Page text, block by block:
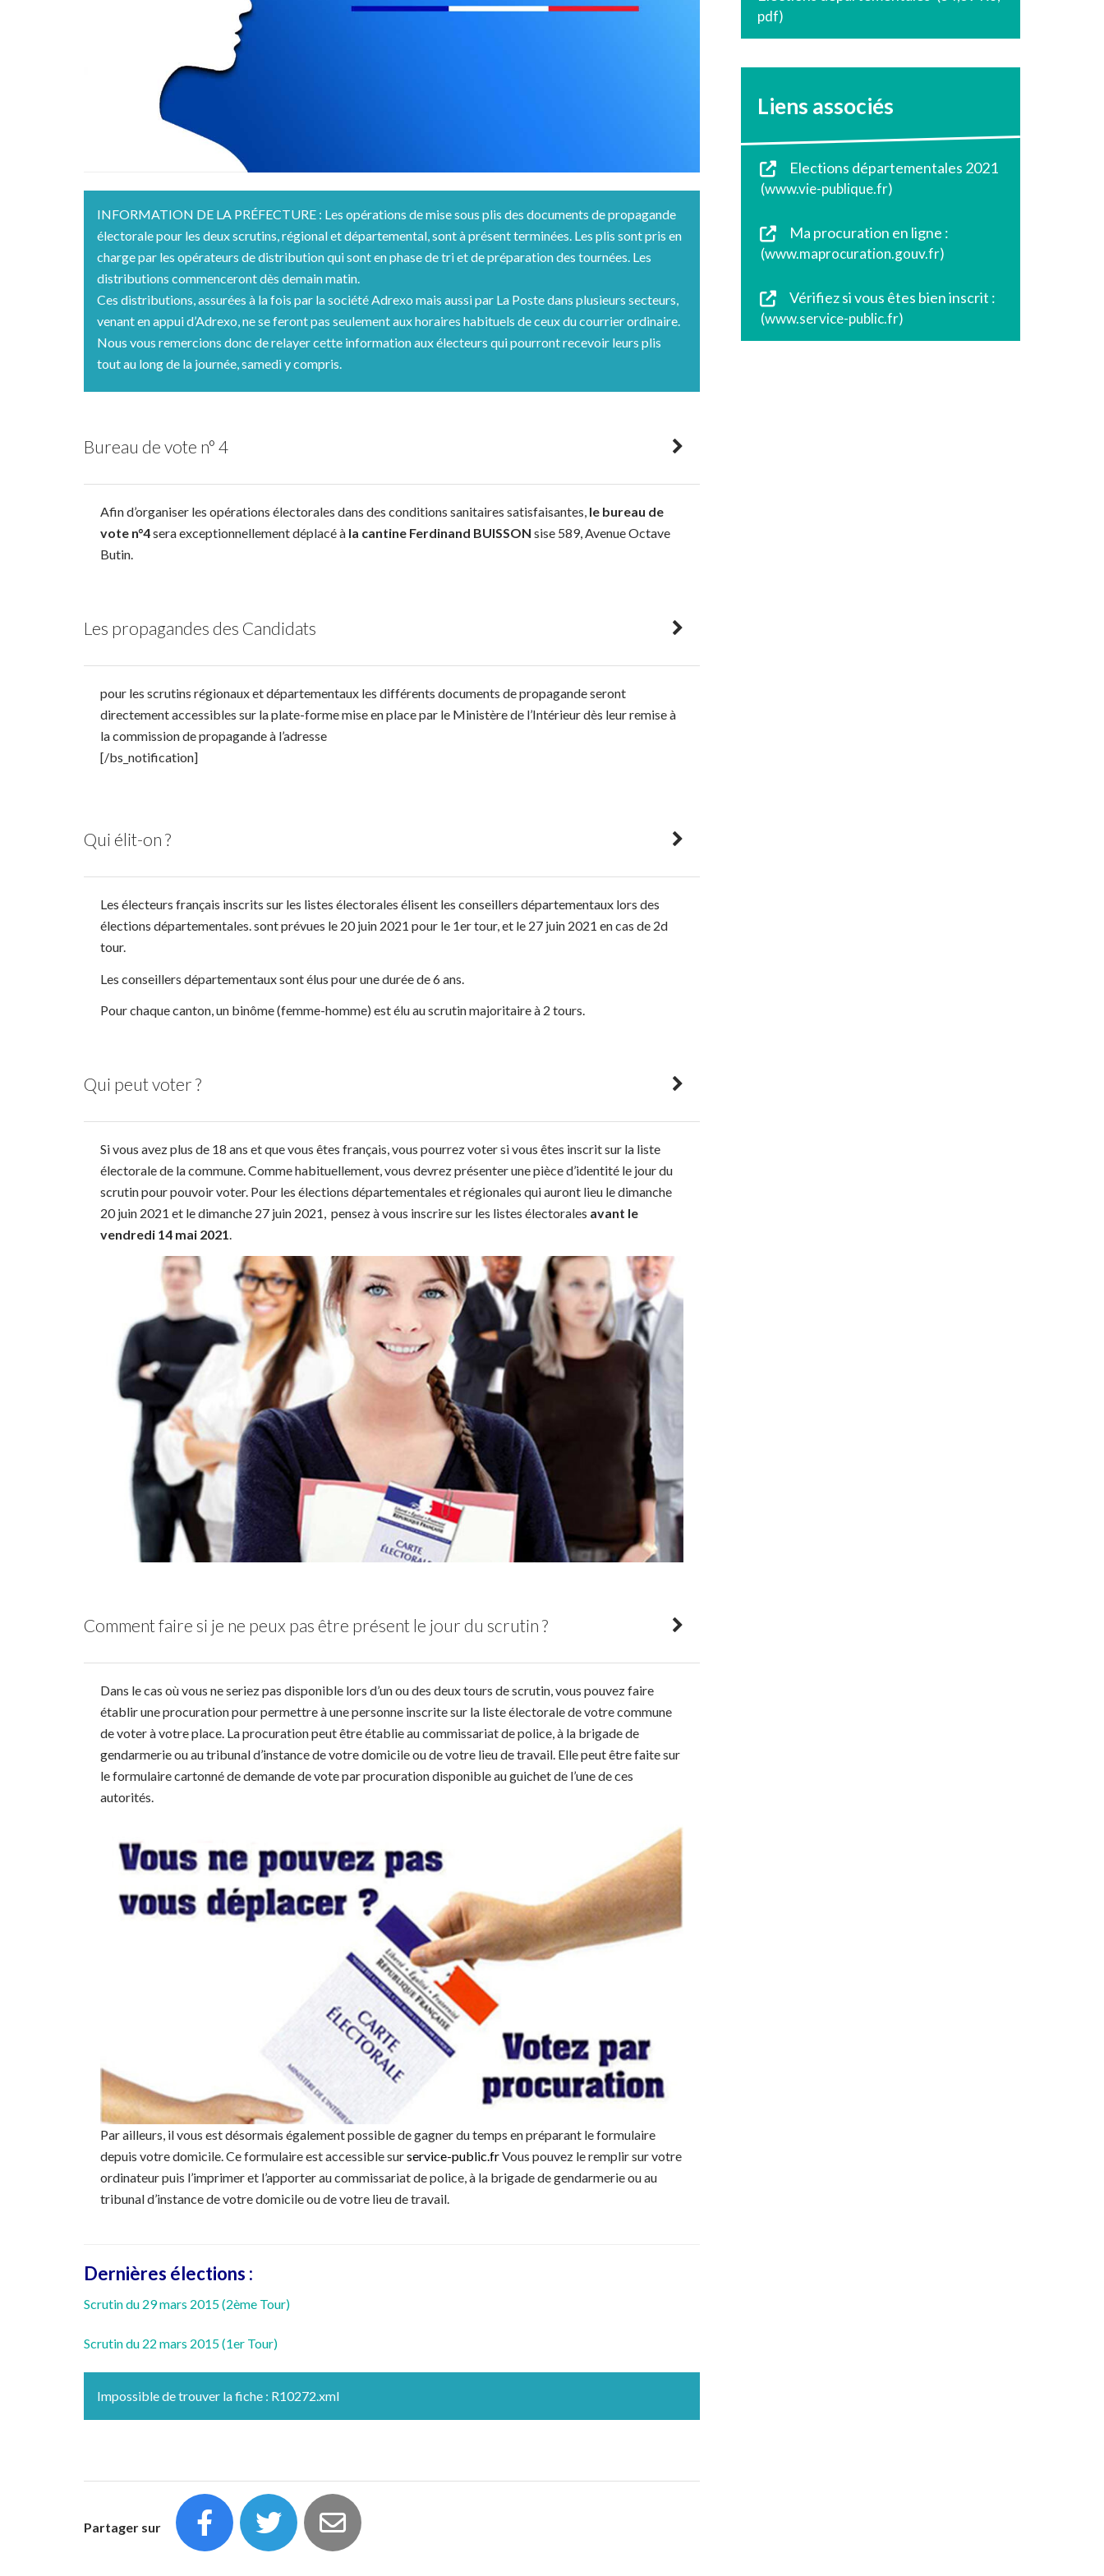
INFORMATION DE LA PRÉFECTURE : Les opérations de mise sous plis des documents de propagande
électorale pour les deux scrutins, régional et départemental, sont à présent terminées. Les plis sont pris en
charge par les opérateurs de distribution qui sont en phase de tri et de préparation des tournées. Les
distributions commenceront dès demain matin.
Ces distributions, assurées à la fois par la société Adrexo mais aussi par La Poste dans plusieurs secteurs,
venant en appui d’Adrexo, ne se feront pas seulement aux horaires habituels de ceux du courrier ordinaire.
Nous vous remercions donc de relayer cette information aux électeurs qui pourront recevoir leurs plis
tout au long de la journée, samedi y compris.
Bureau de vote n° 4
Afin d’organiser les opérations électorales dans des conditions sanitaires satisfaisantes, le bureau de
vote n°4sera exceptionnellement déplacé à la cantine Ferdinand BUISSON sise 589, Avenue Octave
Butin.
Les propagandes des Candidats
pour les scrutins régionaux et départementaux les différents documents de propagande seront
directement accessibles sur la plate-forme mise en place par le Ministère de l’Intérieur dès leur remise à
la commission de propagande à l’adresse
[/bs_notification]
Qui élit-on ?
Les électeurs français inscrits sur les listes électorales élisent les conseillers départementaux lors des
élections départementales. sont prévues le 20 juin 2021 pour le 1er tour, et le 27 juin 2021 en cas de 2d
tour.
Les conseillers départementaux sont élus pour une durée de 6 ans.
Pour chaque canton, un binôme (femme-homme) est élu au scrutin majoritaire à 2 tours.
Qui peut voter ?
Si vous avez plus de 18 ans et que vous êtes français, vous pourrez voter si vous êtes inscrit sur la liste
électorale de la commune. Comme habituellement, vous devrez présenter une pièce d’identité le jour du
scrutin pour pouvoir voter. Pour les élections départementales et régionales qui auront lieu le dimanche
20 juin 2021 et le dimanche 27 juin 2021, pensez à vous inscrire sur les listes électorales avant le
vendredi 14 mai 2021.
Comment faire si je ne peux pas être présent le jour du scrutin ?
Dans le cas où vous ne seriez pas disponible lors d’un ou des deux tours de scrutin, vous pouvez faire
établir une procuration pour permettre à une personne inscrite sur la liste électorale de votre commune
de voter à votre place. La procuration peut être établie au commissariat de police, à la brigade de
gendarmerie ou au tribunal d’instance de votre domicile ou de votre lieu de travail. Elle peut être faite sur
le formulaire cartonné de demande de vote par procuration disponible au guichet de l’une de ces
autorités.
Par ailleurs, il vous est désormais également possible de gagner du temps en préparant le formulaire
depuis votre domicile. Ce formulaire est accessible surservice-public.frVous pouvez le remplir sur votre
ordinateur puis l’imprimer et l’apporter au commissariat de police, à la brigade de gendarmerie ou au
tribunal d’instance de votre domicile ou de votre lieu de travail.
Dernières élections :
Scrutin du 29 mars 2015 (2ème Tour)
Scrutin du 22 mars 2015 (1er Tour)
Impossible de trouver la fiche : R10272.xml
pdf
Liens associés
Elections départementales 2021
www.vie-publique.fr
Ma procuration en ligne :
www.maprocuration.gouv.fr
Vérifiez si vous êtes bien inscrit :
www.service-public.fr
Partager sur